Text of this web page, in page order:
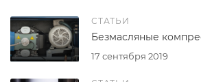
СТАТЬИ
17 сентября 2019
Безмасляные